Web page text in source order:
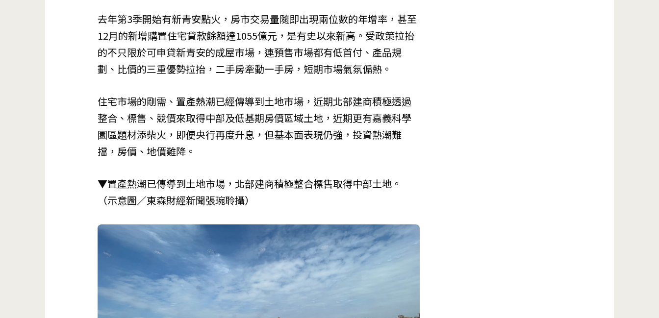
去年第3季開始有新青安點火，房市交易量隨即出現兩位數的年增率，甚至
12月的新增購置住宅貸款餘額達1055億元，是有史以來新高。受政策拉抬
的不只限於可申貸新青安的成屋市場，連預售市場都有低首付、產品規
劃、比價的三重優勢拉抬，二手房牽動一手房，短期市場氣氛偏熱。
住宅市場的剛需、置產熱潮已經傳導到土地市場，近期北部建商積極透過
整合、標售、競價來取得中部及低基期房價區域土地，近期更有嘉義科學
園區題材添柴火，即便央行再度升息，但基本面表現仍強，投資熱潮難
擋，房價、地價難降。
▼置產熱潮已傳導到土地市場，北部建商積極整合標售取得中部土地。
（示意圖／東森財經新聞張琬聆攝）